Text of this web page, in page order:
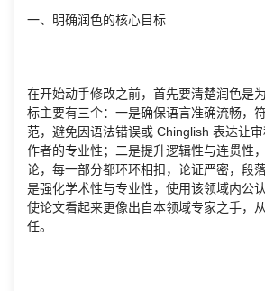
一、明确润色的核心目标
在开始动手修改之前，首先要清楚润色是
标主要有三个：一是确保语言准确流畅，
范，避免因语法错误或 Chinglish 表达让
作者的专业性；二是提升逻辑性与连贯性
论，每一部分都环环相扣，论证严密，段
是强化学术性与专业性，使用该领域内公
使论文看起来更像出自本领域专家之手，
任。